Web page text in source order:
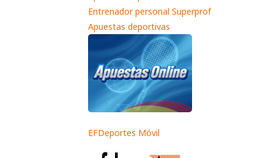
Entrenador personal Superprof
Apuestas deportivas
EFDeportes Móvil